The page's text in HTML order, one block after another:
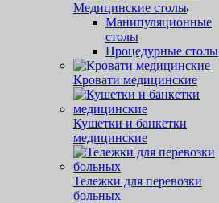
Медицинские столы
Манипуляционные
столы
Процедурные столы
Кровати медицинские
Кушетки и банкетки
медицинские
Тележки для перевозки
больных